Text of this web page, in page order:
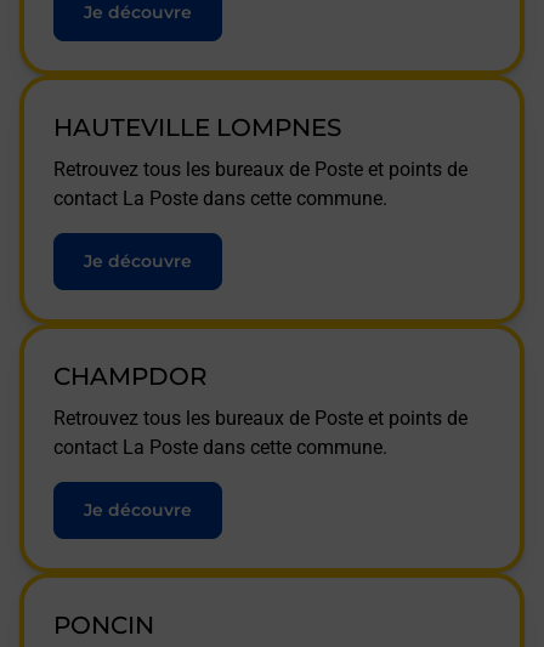
Je découvre
HAUTEVILLE LOMPNES
Retrouvez tous les bureaux de Poste et points de
contact La Poste dans cette commune.
Je découvre
CHAMPDOR
Retrouvez tous les bureaux de Poste et points de
contact La Poste dans cette commune.
Je découvre
PONCIN